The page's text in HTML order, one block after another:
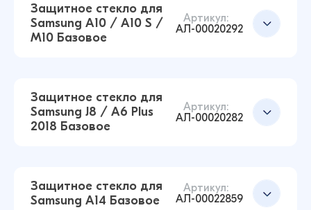
12 ₽17 ₽
12 ₽
12 ₽16 ₽
Защитное стекло для
Samsung A10 / A10 S /
M10 Базовое
Артикул:
АЛ-00020292
Защитное стекло для
Samsung J8 / A6 Plus
2018 Базовое
Артикул:
АЛ-00020282
Защитное стекло для
Samsung A14 Базовое
Артикул:
АЛ-00022859